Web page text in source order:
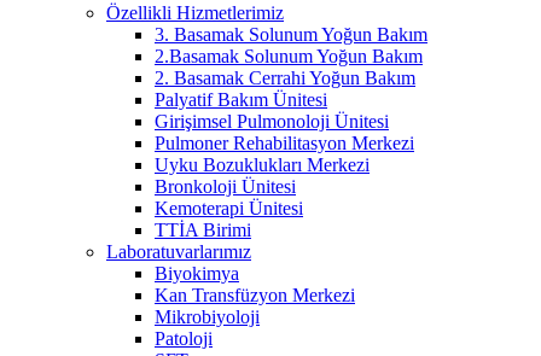
Özellikli Hizmetlerimiz
3. Basamak Solunum Yoğun Bakım
2.Basamak Solunum Yoğun Bakım
2. Basamak Cerrahi Yoğun Bakım
Palyatif Bakım Ünitesi
Girişimsel Pulmonoloji Ünitesi
Pulmoner Rehabilitasyon Merkezi
Uyku Bozuklukları Merkezi
Bronkoloji Ünitesi
Kemoterapi Ünitesi
TTİA Birimi
Laboratuvarlarımız
Biyokimya
Kan Transfüzyon Merkezi
Mikrobiyoloji
Patoloji